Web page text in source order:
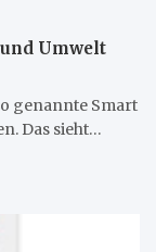
Umwelt
genannte Smart
Das sieht…